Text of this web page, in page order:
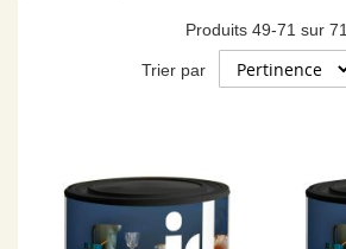
Produits 49-71 sur 71
Trier par